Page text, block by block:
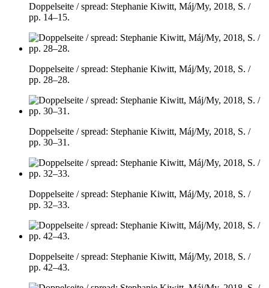
Doppelseite / spread: Stephanie Kiwitt, Máj/My, 2018, S. /
pp. 14–15.
Doppelseite / spread: Stephanie Kiwitt, Máj/My, 2018, S. /
pp. 28–28.
Doppelseite / spread: Stephanie Kiwitt, Máj/My, 2018, S. /
pp. 30–31.
Doppelseite / spread: Stephanie Kiwitt, Máj/My, 2018, S. /
pp. 32–33.
Doppelseite / spread: Stephanie Kiwitt, Máj/My, 2018, S. /
pp. 42–43.